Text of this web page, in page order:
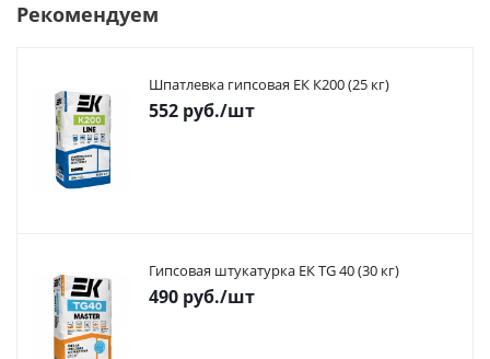
Рекомендуем
Шпатлевка гипсовая ЕК К200 (25 кг)
552 руб./шт
Гипсовая штукатурка ЕК TG 40 (30 кг)
490 руб./шт